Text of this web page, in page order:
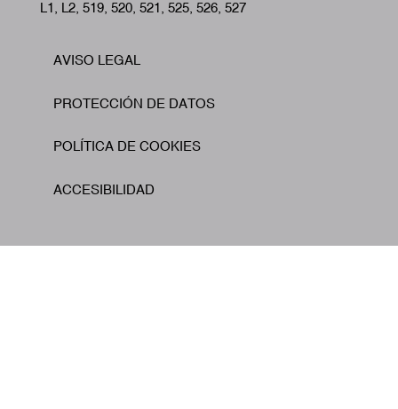
L1, L2, 519, 520, 521, 525, 526, 527
Footer
AVISO LEGAL
PROTECCIÓN DE DATOS
POLÍTICA DE COOKIES
ACCESIBILIDAD